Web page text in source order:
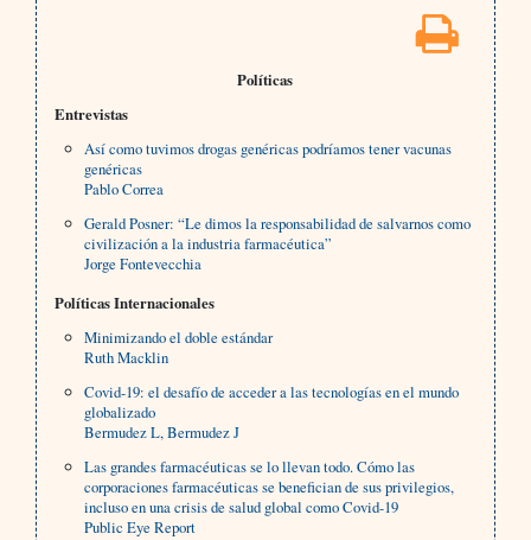
Políticas
Entrevistas
Así como tuvimos drogas genéricas podríamos tener vacunas
genéricas
Pablo Correa
Gerald Posner: “Le dimos la responsabilidad de salvarnos como
civilización a la industria farmacéutica”
Jorge Fontevecchia
Políticas Internacionales
Minimizando el doble estándar
Ruth Macklin
Covid-19: el desafío de acceder a las tecnologías en el mundo
globalizado
Bermudez L, Bermudez J
Las grandes farmacéuticas se lo llevan todo. Cómo las
corporaciones farmacéuticas se benefician de sus privilegios,
incluso en una crisis de salud global como Covid-19
Public Eye Report